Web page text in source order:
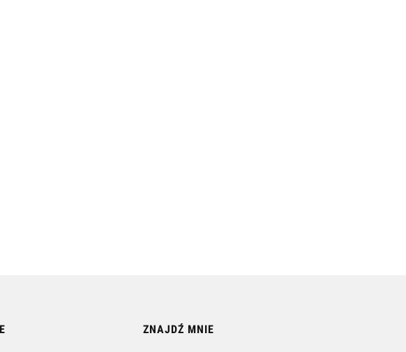
ZNAJDŹ MNIE